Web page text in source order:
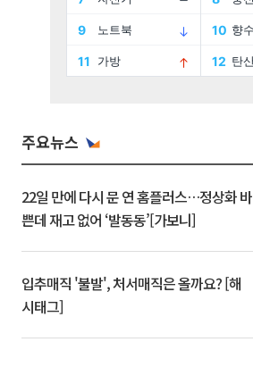
주요뉴스
22일 만에 다시 문 연 홈플러스…정상화 바
쁜데 재고 없어 ‘발동동’[가보니]
입추매직 '불발', 처서매직은 올까요? [해
시태그]